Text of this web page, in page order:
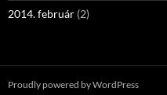
2014. február (2)
Proudly powered by WordPress